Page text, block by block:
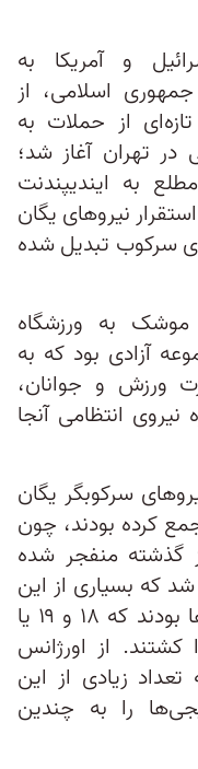
و آمریکا به
اسلامی، از
موج تازه‌ای از حملات به
تهران آغاز شد؛
به ایندیپندنت
نیروهای یگان
سرکوب تبدیل شده
به ورزشگاه
مجموعه آزادی بود که به
ورزش و جوانان،
انتظامی آنجا
سرکوبگر یگان
هزار نفری جمع کرده بودند، چون
گذشته منفجر شده
که بسیاری از این
افراد کشته شده‌اند. همین نیروها بودند که ۱۸ و ۱۹ یا
را کشتند. از اورژانس
زیادی از این
را به چندین